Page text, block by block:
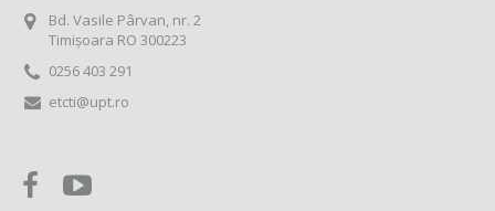
Bd. Vasile Pârvan, nr. 2
Timișoara RO 300223
0256 403 291
etcti@upt.ro